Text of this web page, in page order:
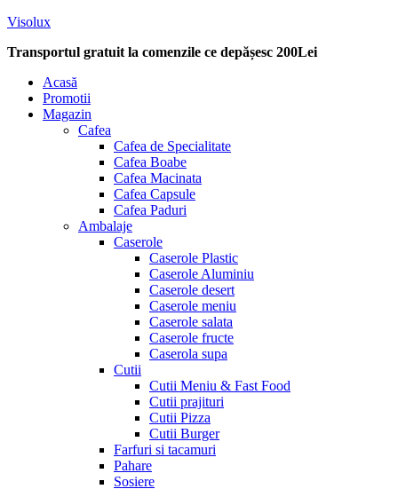
Visolux
Transportul gratuit la comenzile ce depășesc 200Lei
Menu
Acasă
Promotii
Magazin
Cafea
Cafea de Specialitate
Cafea Boabe
Cafea Macinata
Cafea Capsule
Cafea Paduri
Ambalaje
Caserole
Caserole Plastic
Caserole Aluminiu
Caserole desert
Caserole meniu
Caserole salata
Caserole fructe
Caserola supa
Cutii
Cutii Meniu & Fast Food
Cutii prajituri
Cutii Pizza
Cutii Burger
Farfuri si tacamuri
Pahare
Sosiere